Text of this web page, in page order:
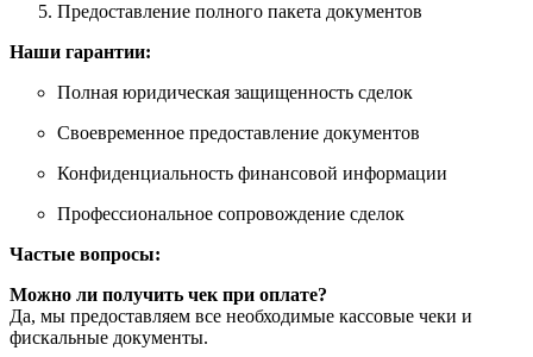
Предоставление полного пакета документов
Наши гарантии:
Полная юридическая защищенность сделок
Своевременное предоставление документов
Конфиденциальность финансовой информации
Профессиональное сопровождение сделок
Частые вопросы:
Можно ли получить чек при оплате?
Да, мы предоставляем все необходимые кассовые чеки и
фискальные документы.